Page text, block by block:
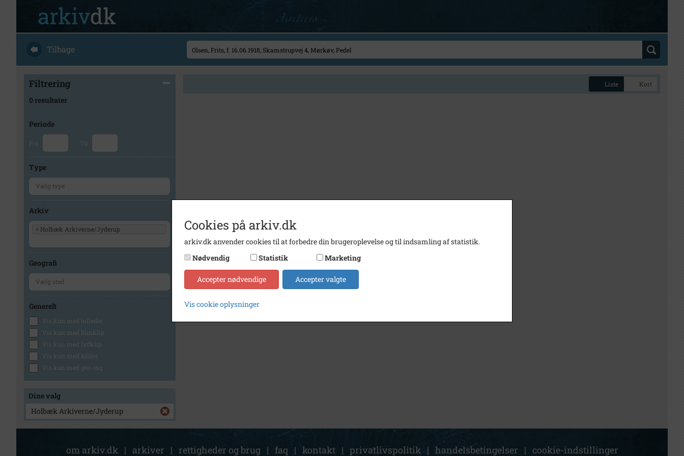
Tilbage
Filtrering
0 resultater
Periode
Fra Til
Type
Arkiv
× Holbæk Arkiverne/Jyderup
Geografi
Generelt
Vis kun med billeder
Vis kun med filmklip
Vis kun med lydklip
Vis kun med kilder
Vis kun med geo-tag
Dine valg
Holbæk Arkiverne/Jyderup
Liste Kort
om arkiv.dk | arkiver | rettigheder og brug | faq | kontakt | privatlivspolitik | handelsbetingelser | cookie-indstillinger
Cookies på arkiv.dk
arkiv.dk anvender cookies til at forbedre din brugeroplevelse og til indsamling af statistik.
Nødvendig
Statistik Marketing
Accepter nødvendige Accepter valgte
Vis cookie oplysninger